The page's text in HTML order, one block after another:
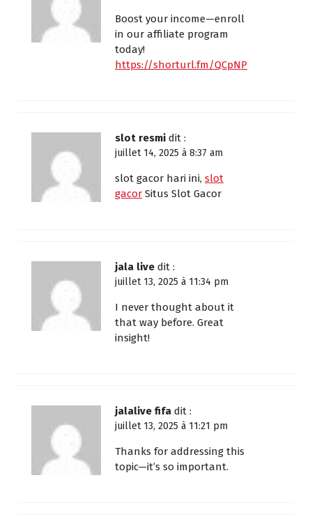
Boost your income—enroll
in our affiliate program
today!
https://shorturl.fm/QCpNP
slot resmi dit :
juillet 14, 2025 à 8:37 am
slot gacor hari ini, slot
gacor Situs Slot Gacor
jala live dit :
juillet 13, 2025 à 11:34 pm
I never thought about it
that way before. Great
insight!
jalalive fifa dit :
juillet 13, 2025 à 11:21 pm
Thanks for addressing this
topic—it’s so important.